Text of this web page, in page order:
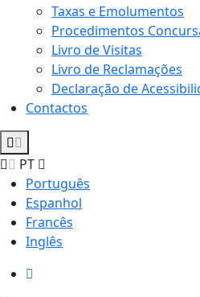
Taxas e Emolumentos
Procedimentos
Livro de Visitas
Livro de Reclamações
Declaração de
Contactos
PT
Português
Espanhol
Francês
Inglês